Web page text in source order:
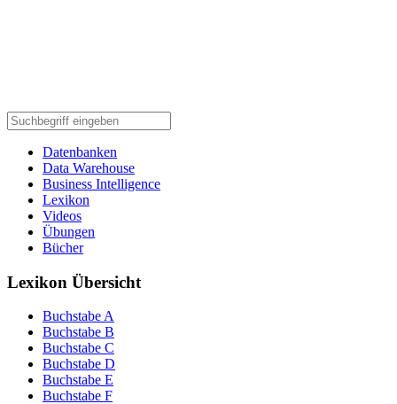
Datenbanken
Data Warehouse
Business Intelligence
Lexikon
Videos
Übungen
Bücher
Lexikon Übersicht
Buchstabe A
Buchstabe B
Buchstabe C
Buchstabe D
Buchstabe E
Buchstabe F